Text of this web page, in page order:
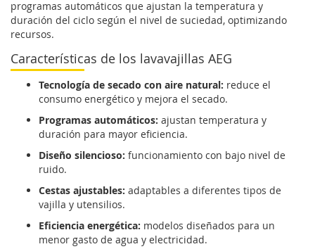
programas automáticos que ajustan la temperatura y
duración del ciclo según el nivel de suciedad, optimizando
recursos.
Características de los lavavajillas AEG
Tecnología de secado con aire natural: reduce el
consumo energético y mejora el secado.
Programas automáticos: ajustan temperatura y
duración para mayor eficiencia.
Diseño silencioso: funcionamiento con bajo nivel de
ruido.
Cestas ajustables: adaptables a diferentes tipos de
vajilla y utensilios.
Eficiencia energética: modelos diseñados para un
menor gasto de agua y electricidad.